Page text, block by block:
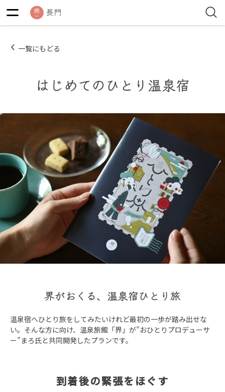
一覧にもどる
はじめてのひとり温泉宿
界がおくる、温泉宿ひとり旅
温泉宿へひとり旅をしてみたいけれど最初の一歩が踏み出せな
い。そんな方に向け、温泉旅館「界」が”おひとりプロデューサ
ー”まろ氏と共同開発したプランです。
到着後の緊張をほぐす